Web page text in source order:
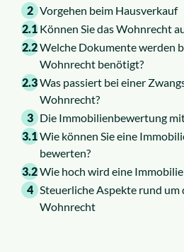
2 Vorgehen beim Hausverkauf
2.1 Können Sie das Wohnrecht
2.2Welche Dokumente werden
Wohnrecht benötigt?
2.3Was passiert bei einer
Wohnrecht?
3 Die Immobilienbewertung
3.1Wie können Sie eine
bewerten?
3.2Wie hoch wird eine
4 Steuerliche Aspekte rund
Wohnrecht